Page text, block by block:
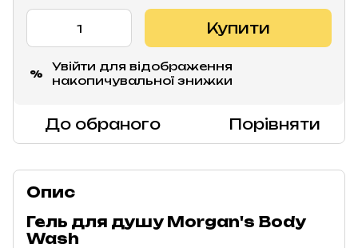
Купити
%
Увійти для відображення
накопичувальної знижки
До обраного Порівняти
Опис
Гель для душу Morgan's Body
Wash